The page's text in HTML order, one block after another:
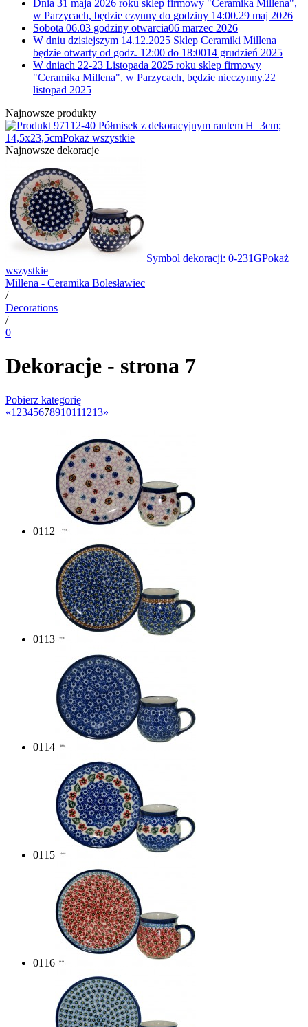
Dnia 31 maja 2026 roku sklep firmowy "Ceramika Millena",
w Parzycach, będzie czynny do godziny 14:00.29 maj 2026
Sobota 06.03 godziny otwarcia06 marzec 2026
W dniu dzisiejszym 14.12.2025 Sklep Ceramiki Millena
będzie otwarty od godz. 12:00 do 18:0014 grudzień 2025
W dniach 22-23 Listopada 2025 roku sklep firmowy
"Ceramika Millena", w Parzycach, będzie nieczynny.22
listopad 2025
Najnowsze produkty
12-40 Półmisek z dekoracyjnym rantem H=3cm;
14,5x23,5cmPokaż wszystkie
Najnowsze dekoracje
Symbol dekoracji: 0-231GPokaż
wszystkie
Millena - Ceramika Bolesławiec
/
Decorations
/
0
Dekoracje - strona 7
Pobierz kategorię
«1 2345678910111213»
0112
0113
0114
0115
0116